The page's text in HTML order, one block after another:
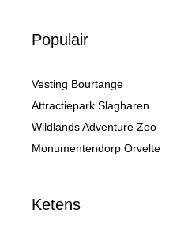
Populair
Vesting Bourtange
Attractiepark Slagharen
Wildlands Adventure Zoo
Monumentendorp Orvelte
Ketens